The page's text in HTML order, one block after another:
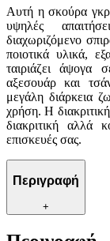
Αυτή η σκούρα
υψηλές
διαχωριζόμενο
ποιοτικά υλικά,
ταιριάζει άψογα
αξεσουάρ και
μεγάλη διάρκεια
χρήση. Η
διακριτική αλλά
επισκευές σας.
Περιγραφή
+